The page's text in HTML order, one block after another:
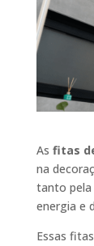
As fitas
na
tanto pela
energia e
Essas